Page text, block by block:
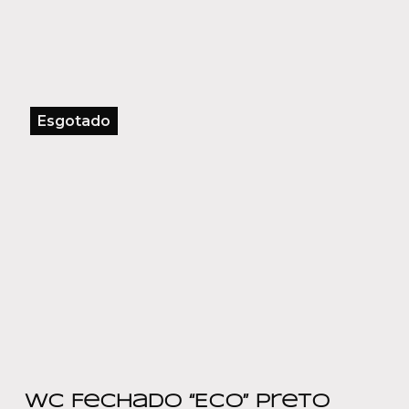
Esgotado
WC Fechado “Eco” Preto